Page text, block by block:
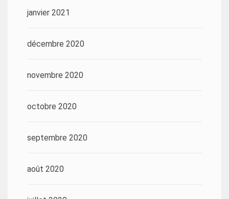
janvier 2021
décembre 2020
novembre 2020
octobre 2020
septembre 2020
août 2020